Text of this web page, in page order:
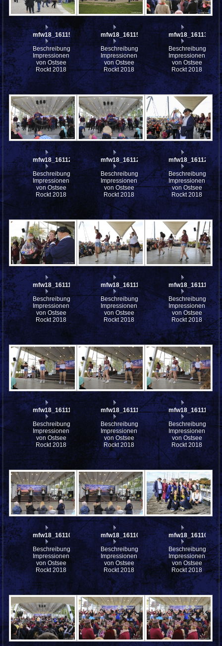
mfw18_161154
Beschreibung:
Impressionen
von Ostsee
Rockt 2018
mfw18_161151
Beschreibung:
Impressionen
von Ostsee
Rockt 2018
mfw18_161130
Beschreibung:
Impressionen
von Ostsee
Rockt 2018
mfw18_161127
Beschreibung:
Impressionen
von Ostsee
Rockt 2018
mfw18_161125
Beschreibung:
Impressionen
von Ostsee
Rockt 2018
mfw18_161123
Beschreibung:
Impressionen
von Ostsee
Rockt 2018
mfw18_161119
Beschreibung:
Impressionen
von Ostsee
Rockt 2018
mfw18_161117
Beschreibung:
Impressionen
von Ostsee
Rockt 2018
mfw18_161114
Beschreibung:
Impressionen
von Ostsee
Rockt 2018
mfw18_161112
Beschreibung:
Impressionen
von Ostsee
Rockt 2018
mfw18_161111
Beschreibung:
Impressionen
von Ostsee
Rockt 2018
mfw18_161110
Beschreibung:
Impressionen
von Ostsee
Rockt 2018
mfw18_161104
Beschreibung:
Impressionen
von Ostsee
Rockt 2018
mfw18_161103
Beschreibung:
Impressionen
von Ostsee
Rockt 2018
mfw18_161102
Beschreibung:
Impressionen
von Ostsee
Rockt 2018